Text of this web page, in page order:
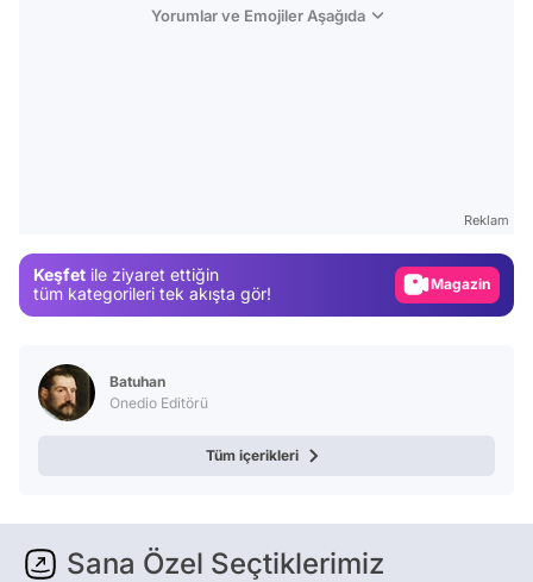
Yorumlar ve Emojiler Aşağıda
Reklam
Keşfet ile ziyaret ettiğin
tüm kategorileri tek akışta gör!
Magazin
Batuhan
Onedio Editörü
Tüm içerikleri
Sana Özel Seçtiklerimiz